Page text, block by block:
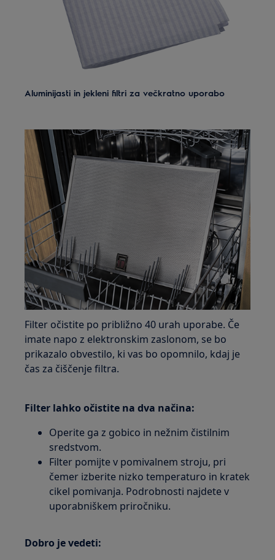
Aluminijasti in jekleni filtri za večkratno uporabo
Filter očistite po približno 40 urah uporabe. Če
imate napo z elektronskim zaslonom, se bo
prikazalo obvestilo, ki vas bo opomnilo, kdaj je
čas za čiščenje filtra.
Filter lahko očistite na dva načina:
Operite ga z gobico in nežnim čistilnim
sredstvom.
Filter pomijte v pomivalnem stroju, pri
čemer izberite nizko temperaturo in kratek
cikel pomivanja. Podrobnosti najdete v
uporabniškem priročniku.
Dobro je vedeti: